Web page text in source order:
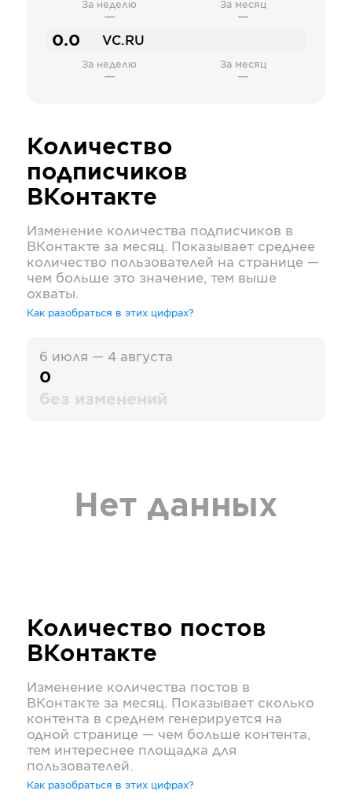
За неделю
—
За месяц
—
0.0 VC.RU
За неделю
—
За месяц
—
Количество
подписчиков
ВКонтакте
Изменение количества подписчиков в
ВКонтакте за месяц. Показывает среднее
количество пользователей на странице —
чем больше это значение, тем выше
охваты.
Как разобраться в этих цифрах?
6 июля — 4 августа
0
без изменений
Нет данных
Количество постов
ВКонтакте
Изменение количества постов в
ВКонтакте за месяц. Показывает сколько
контента в среднем генерируется на
одной странице — чем больше контента,
тем интереснее площадка для
пользователей.
Как разобраться в этих цифрах?